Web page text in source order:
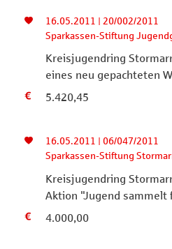
16.05.2011 | 20/002/2011
Sparkassen-Stiftung
Kreisjugendring
eines neu gepachteten
5.420,45
16.05.2011 | 06/047/2011
Sparkassen-Stiftung
Kreisjugendring
Aktion "Jugend sammelt
4.000,00